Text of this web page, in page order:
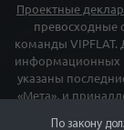
Проектные
превосходные
команды VIPFLAT.
информационных
указаны
«Мета», и
По закону